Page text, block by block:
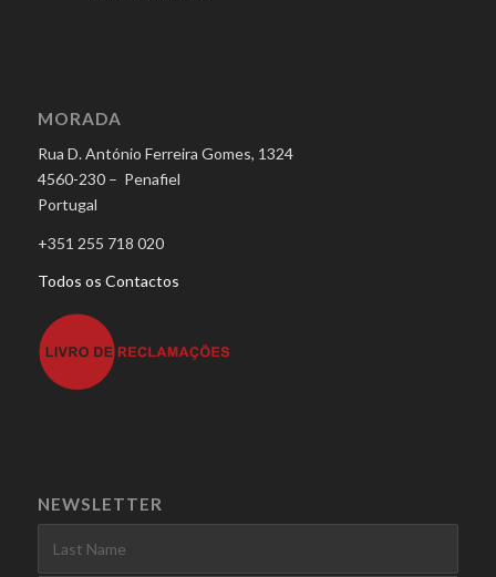
MORADA
Rua D. António Ferreira Gomes, 1324
4560-230 – Penafiel
Portugal
+351 255 718 020
Todos os Contactos
NEWSLETTER